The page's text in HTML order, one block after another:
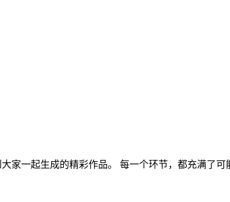
家一起生成的精彩作品。 每一个环节，都充满了可